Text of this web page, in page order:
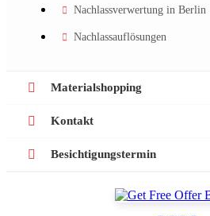
Nachlassverwertung in Berlin
Nachlassauflösungen
Materialshopping
Kontakt
Besichtigungstermin